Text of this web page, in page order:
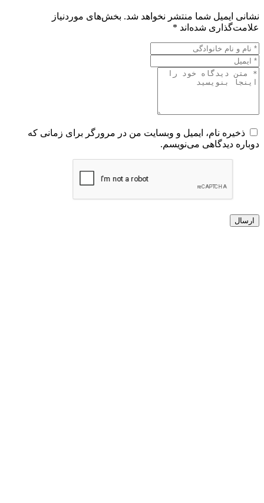
نشانی ایمیل شما منتشر نخواهد شد. بخش‌های موردنیاز
علامت‌گذاری شده‌اند *
ذخیره نام، ایمیل و وبسایت من در مرورگر برای زمانی که
دوباره دیدگاهی می‌نویسم.
ارسال